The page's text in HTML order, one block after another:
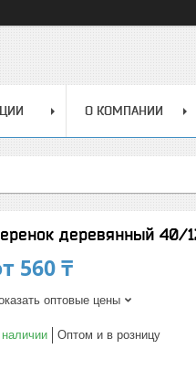
О КОМПАНИИ
деревянный 40/
560 ₸
оптовые цены
Оптом и в розницу